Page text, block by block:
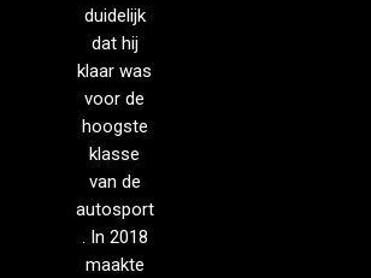
duidelijk
dat hij
klaar was
voor de
hoogste
klasse
van de
autosport
. In 2018
maakte